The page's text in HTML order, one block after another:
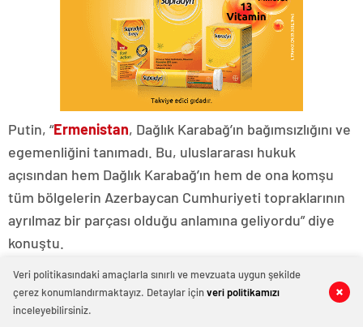
0 0
0 0
0 0
Putin, “Ermenistan, Dağlık Karabağ’ın bağımsızlığını ve
egemenliğini tanımadı. Bu, uluslararası hukuk
açısından hem Dağlık Karabağ’ın hem de ona komşu
tüm bölgelerin Azerbaycan Cumhuriyeti topraklarının
ayrılmaz bir parçası olduğu anlamına geliyordu” diye
konuştu.
Ermenistan Yalnız Hissetmesin Diye Herşeyi
Yaptık
Veri politikasındaki amaçlarla sınırlı ve mevzuata uygun şekilde
çerez konumlandırmaktayız. Detaylar içinveri politikamızı
inceleyebilirsiniz.